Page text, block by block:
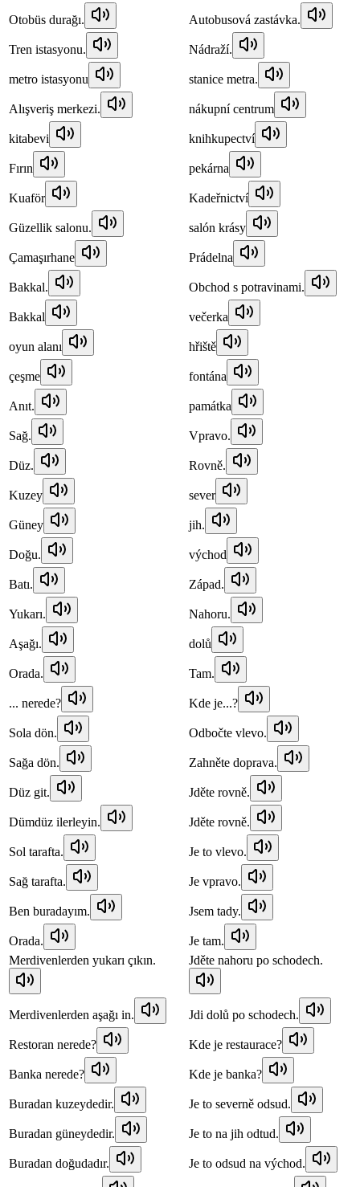
Otobüs durağı. Autobusová zastávka.
Tren istasyonu. Nádraží.
metro istasyonu stanice metra.
Alışveriş merkezi. nákupní centrum
kitabevi knihkupectví
Fırın pekárna
Kuaför Kadeřnictví
Güzellik salonu. salón krásy
Çamaşırhane Prádelna
Bakkal. Obchod s potravinami.
Bakkal večerka
oyun alanı hřiště
çeşme fontána
Anıt. památka
Sağ. Vpravo.
Düz. Rovně.
Kuzey sever
Güney jih.
Doğu. východ
Batı. Západ.
Yukarı. Nahoru.
Aşağı. dolů
Orada. Tam.
... nerede? Kde je...?
Sola dön. Odbočte vlevo.
Sağa dön. Zahněte doprava.
Düz git. Jděte rovně.
Dümdüz ilerleyin. Jděte rovně.
Sol tarafta. Je to vlevo.
Sağ tarafta. Je vpravo.
Ben buradayım. Jsem tady.
Orada.
Je tam.
Merdivenlerden yukarı çıkın.
Jděte nahoru po schodech.
Merdivenlerden aşağı in. Jdi dolů po schodech.
Restoran nerede? Kde je restaurace?
Banka nerede? Kde je banka?
Buradan kuzeydedir. Je to severně odsud.
Buradan güneydedir. Je to na jih odtud.
Buradan doğudadır. Je to odsud na východ.